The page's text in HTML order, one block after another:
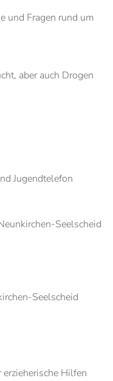
und Fragen rund um
aber auch Drogen
Jugendtelefon
Seelscheid
Seelscheid
erzieherische Hilfen